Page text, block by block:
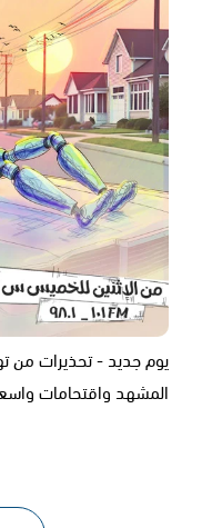
يوم جديد - تحذيرات من
المشهد واقتحامات واسعة